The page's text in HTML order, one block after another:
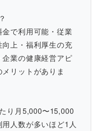
で利用可能・従業
上・福利厚生の充
業の健康経営アピ
リットがありま
り月5,000〜15,000
人数が多いほど1人